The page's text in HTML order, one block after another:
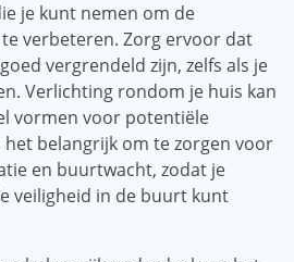
je kunt nemen om de
verbeteren. Zorg ervoor dat
vergrendeld zijn, zelfs als je
Verlichting rondom je huis kan
vormen voor potentiële
belangrijk om te zorgen voor
en buurtwacht, zodat je
veiligheid in de buurt kunt